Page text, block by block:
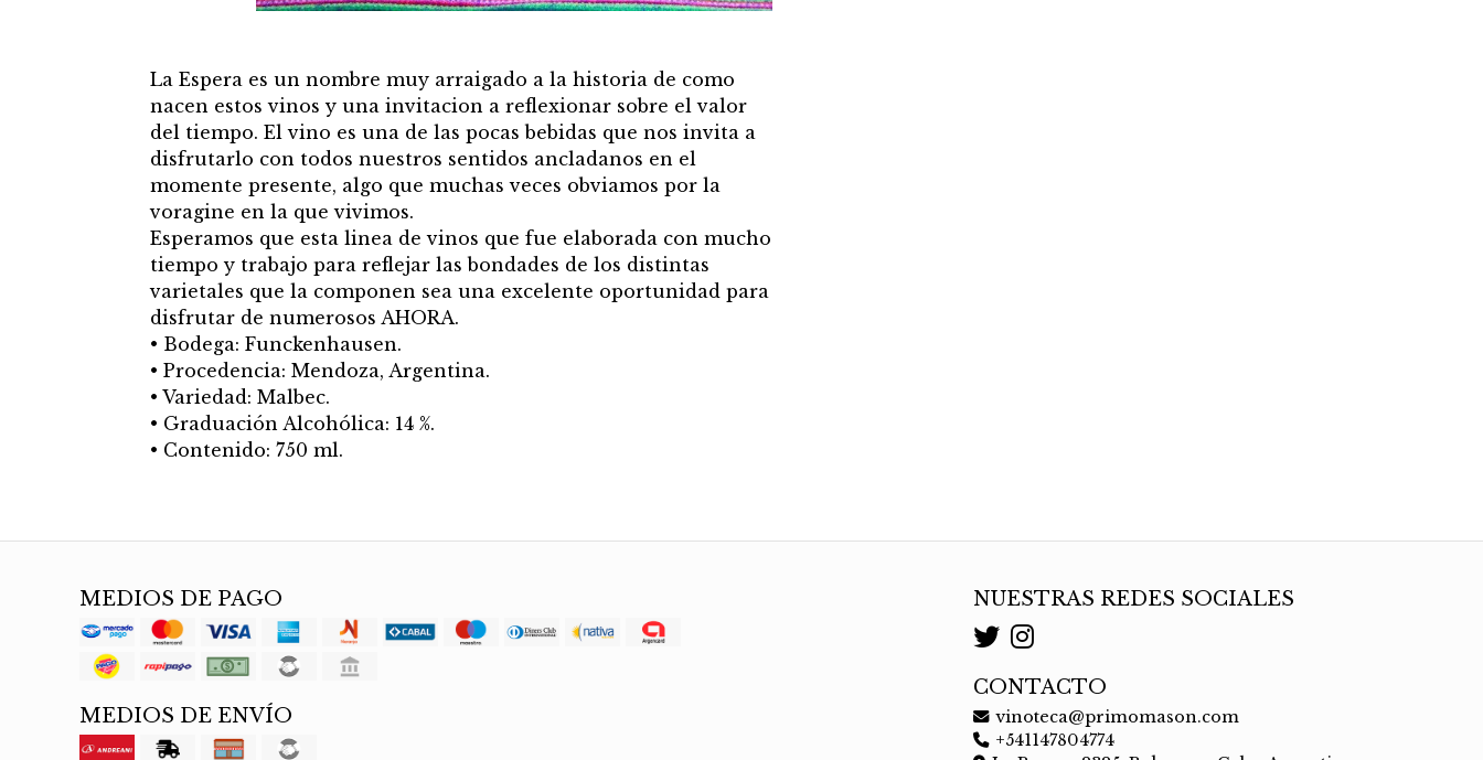
La Espera es un nombre muy arraigado a la historia de como
nacen estos vinos y una invitacion a reflexionar sobre el valor
del tiempo. El vino es una de las pocas bebidas que nos invita a
disfrutarlo con todos nuestros sentidos ancladanos en el
momente presente, algo que muchas veces obviamos por la
voragine en la que vivimos.
Esperamos que esta linea de vinos que fue elaborada con mucho
tiempo y trabajo para reflejar las bondades de los distintas
varietales que la componen sea una excelente oportunidad para
disfrutar de numerosos AHORA.
• Bodega: Funckenhausen.
• Procedencia: Mendoza, Argentina.
• Variedad: Malbec.
• Graduación Alcohólica: 14 %.
• Contenido: 750 ml.
MEDIOS DE PAGO
MEDIOS DE ENVÍO
NUESTRAS REDES SOCIALES
CONTACTO
vinoteca@primomason.com
+541147804774